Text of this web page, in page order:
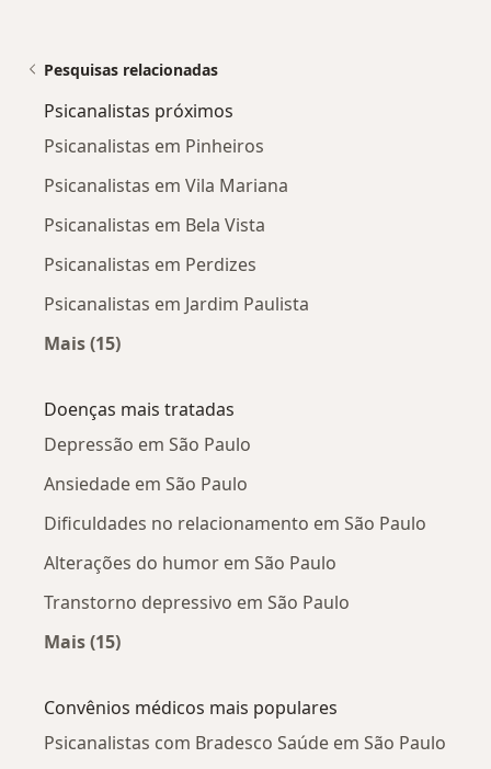
Pesquisas relacionadas
Psicanalistas próximos
Psicanalistas em Pinheiros
Psicanalistas em Vila Mariana
Psicanalistas em Bela Vista
Psicanalistas em Perdizes
Psicanalistas em Jardim Paulista
Mais (15)
Doenças mais tratadas
Depressão em São Paulo
Ansiedade em São Paulo
Dificuldades no relacionamento em São Paulo
Alterações do humor em São Paulo
Transtorno depressivo em São Paulo
Mais (15)
Convênios médicos mais populares
Psicanalistas com Bradesco Saúde em São Paulo